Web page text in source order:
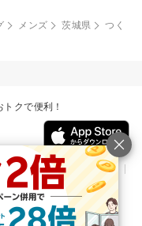
メンズ 茨城県
つく
クで便利！
リリース情報
利用規約
ビス一覧 アプリ一覧